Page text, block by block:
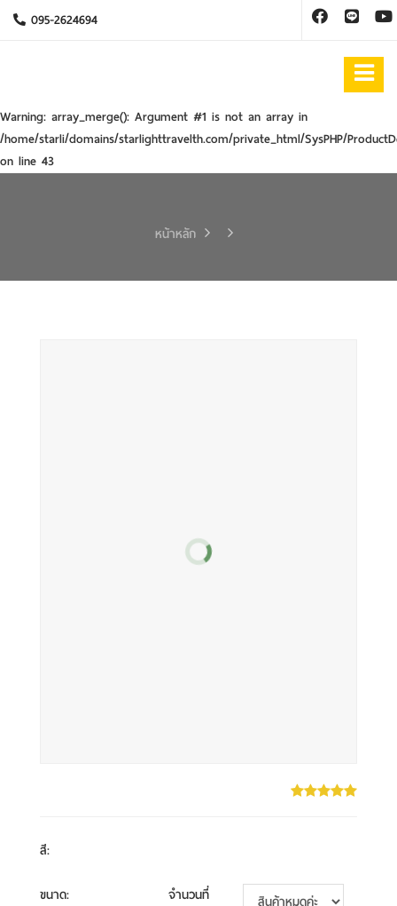
095-2624694
Warning: array_merge(): Argument #1 is not an array in
/home/starli/domains/starlighttravelth.com/private_html/SysPHP/
on line 43
หน้าหลัก
สี:
ขนาด:
จำนวนที่